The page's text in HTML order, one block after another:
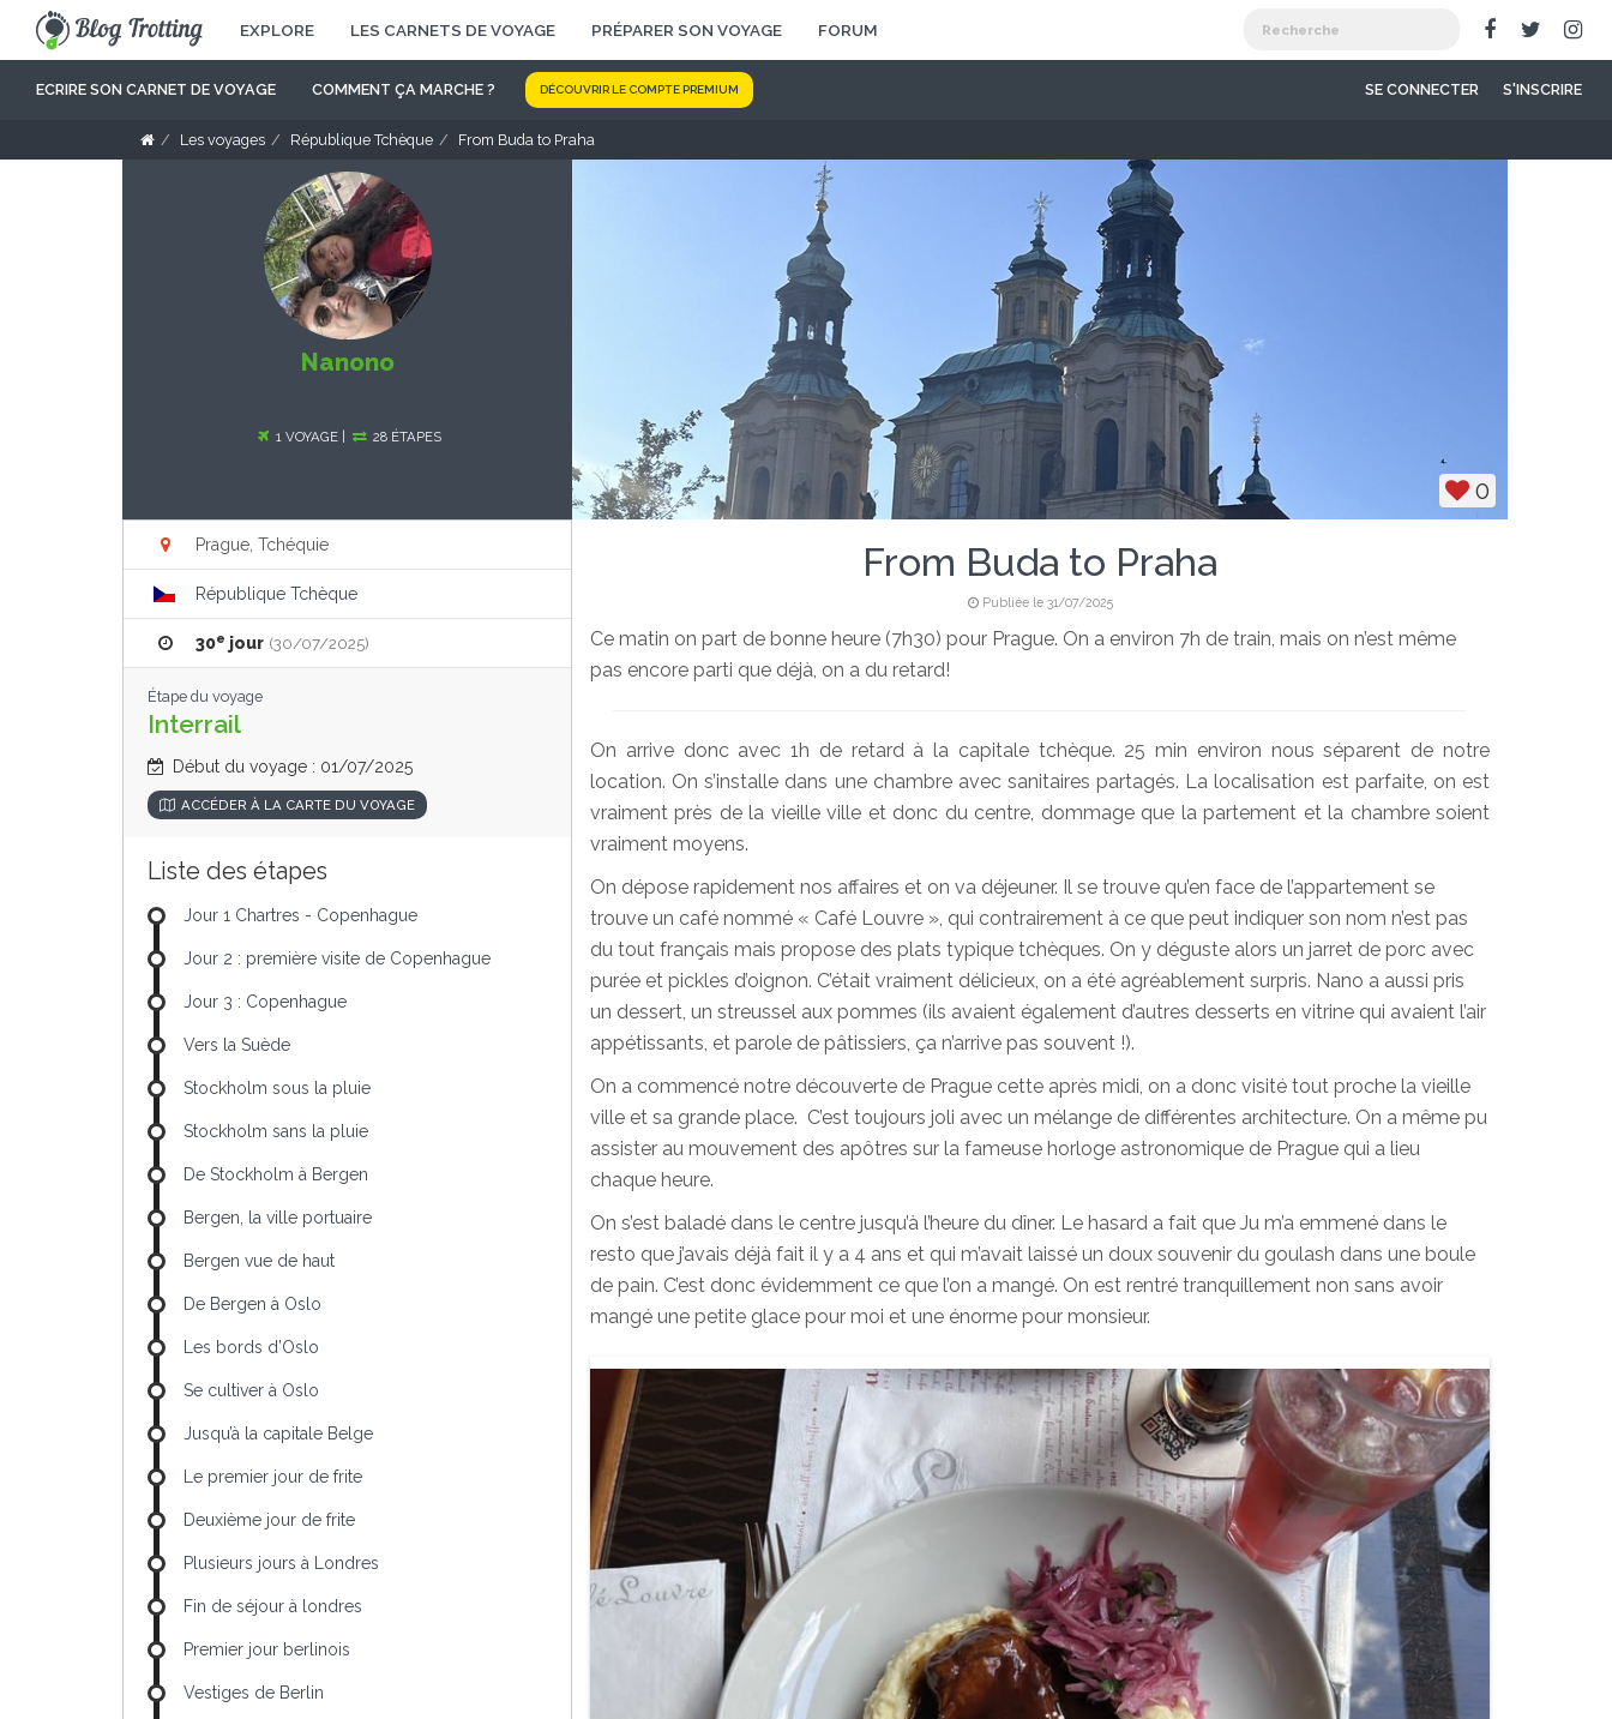
EXPLORE LES CARNETS DE VOYAGE PRÉPARER SON VOYAGE FORUM
ECRIRE SON CARNET DE VOYAGE COMMENT ÇA MARCHE ? DÉCOUVRIR LE COMPTE PREMIUM SE CONNECTER S'INSCRIRE
Les voyages République Tchèque From Buda to Praha
0
From Buda to Praha
Publiée le 31/07/2025
Ce matin on part de bonne heure (7h30) pour Prague. On a environ 7h de train, mais on n’est même
pas encore parti que déjà, on a du retard!
On arrive donc avec 1h de retard à la capitale tchèque. 25 min environ nous séparent de notre
location. On s’installe dans une chambre avec sanitaires partagés. La localisation est parfaite, on est
vraiment près de la vieille ville et donc du centre, dommage que la partement et la chambre soient
vraiment moyens.
On dépose rapidement nos affaires et on va déjeuner. Il se trouve qu’en face de l’appartement se
trouve un café nommé « Café Louvre », qui contrairement à ce que peut indiquer son nom n’est pas
du tout français mais propose des plats typique tchèques. On y déguste alors un jarret de porc avec
purée et pickles d’oignon. C’était vraiment délicieux, on a été agréablement surpris. Nano a aussi pris
un dessert, un streussel aux pommes (ils avaient également d’autres desserts en vitrine qui avaient l’air
appétissants, et parole de pâtissiers, ça n’arrive pas souvent !).
On a commencé notre découverte de Prague cette après midi, on a donc visité tout proche la vieille
ville et sa grande place. C’est toujours joli avec un mélange de différentes architecture. On a même pu
assister au mouvement des apôtres sur la fameuse horloge astronomique de Prague qui a lieu
chaque heure.
On s’est baladé dans le centre jusqu’à l’heure du dîner. Le hasard a fait que Ju m’a emmené dans le
resto que j’avais déjà fait il y a 4 ans et qui m’avait laissé un doux souvenir du goulash dans une boule
de pain. C’est donc évidemment ce que l’on a mangé. On est rentré tranquillement non sans avoir
mangé une petite glace pour moi et une énorme pour monsieur.
Nanono
1 VOYAGE | 28 ÉTAPES
Prague, Tchéquie
République Tchèque
30e jour (30/07/2025)
Étape du voyage
Interrail
Début du voyage : 01/07/2025
ACCÉDER À LA CARTE DU VOYAGE
Liste des étapes
Jour 1 Chartres - Copenhague
Jour 2 : première visite de Copenhague
Jour 3 : Copenhague
Vers la Suède
Stockholm sous la pluie
Stockholm sans la pluie
De Stockholm à Bergen
Bergen, la ville portuaire
Bergen vue de haut
De Bergen à Oslo
Les bords d’Oslo
Se cultiver à Oslo
Jusqu’à la capitale Belge
Le premier jour de frite
Deuxième jour de frite
Plusieurs jours à Londres
Fin de séjour à londres
Premier jour berlinois
Vestiges de Berlin